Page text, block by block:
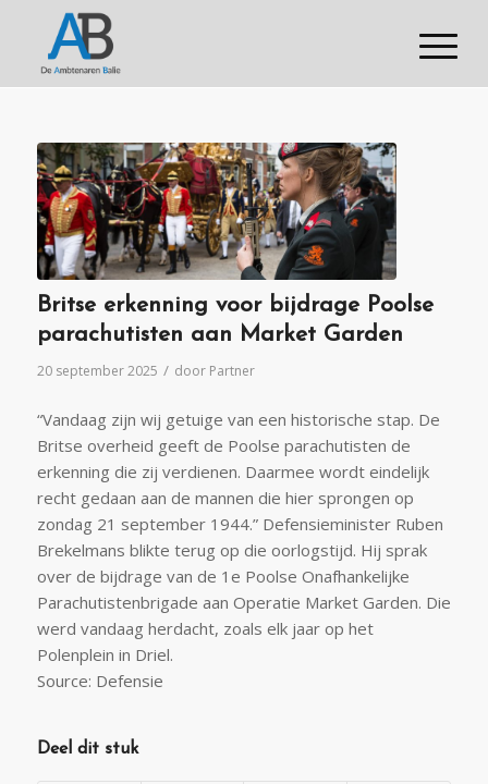
Britse erkenning voor bijdrage Poolse
parachutisten aan Market Garden
20 september 2025 / door Partner
“Vandaag zijn wij getuige van een historische stap. De
Britse overheid geeft de Poolse parachutisten de
erkenning die zij verdienen. Daarmee wordt eindelijk
recht gedaan aan de mannen die hier sprongen op
zondag 21 september 1944.” Defensieminister Ruben
Brekelmans blikte terug op die oorlogstijd. Hij sprak
over de bijdrage van de 1e Poolse Onafhankelijke
Parachutistenbrigade aan Operatie Market Garden. Die
werd vandaag herdacht, zoals elk jaar op het
Polenplein in Driel.
Source: Defensie
Deel dit stuk